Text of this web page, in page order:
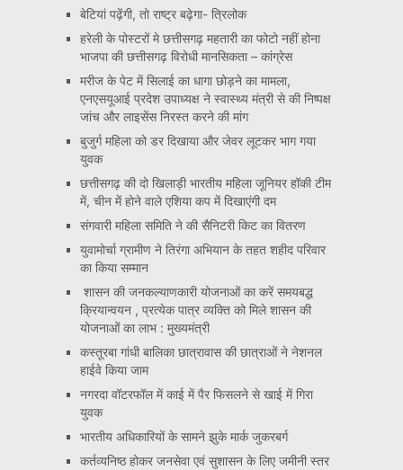
बेटियां पढ़ेंगी, तो राष्ट्र बढ़ेगा- त्रिलोक
हरेली के पोस्टरों मे छत्तीसगढ़ महतारी का फोटो नहीं होना
भाजपा की छत्तीसगढ़ विरोधी मानसिकता – कांग्रेस
मरीज के पेट में सिलाई का धागा छोड़ने का मामला,
एनएसयूआई प्रदेश उपाध्यक्ष ने स्वास्थ्य मंत्री से की निष्पक्ष
जांच और लाइसेंस निरस्त करने की मांग
बुजुर्ग महिला को डर दिखाया और जेवर लूटकर भाग गया
युवक
छत्तीसगढ़ की दो खिलाड़ी भारतीय महिला जूनियर हॉकी टीम
में, चीन में होने वाले एशिया कप में दिखाएंगी दम
संगवारी महिला समिति ने की सैनिटरी किट का वितरण
युवामोर्चा ग्रामीण ने तिरंगा अभियान के तहत शहीद परिवार
का किया सम्मान
शासन की जनकल्याणकारी योजनाओं का करें समयबद्ध
क्रियान्वयन , प्रत्येक पात्र व्यक्ति को मिले शासन की
योजनाओं का लाभ : मुख्यमंत्री
कस्तूरबा गांधी बालिका छात्रावास की छात्राओं ने नेशनल
हाईवे किया जाम
नगरदा वॉटरफॉल में काई में पैर फिसलने से खाई में गिरा
युवक
भारतीय अधिकारियों के सामने झुके मार्क जुकरबर्ग
कर्तव्यनिष्ठ होकर जनसेवा एवं सुशासन के लिए जमीनी स्तर